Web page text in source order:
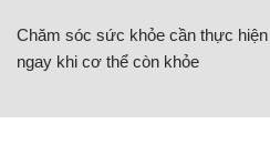
Chăm sóc sức khỏe cần thực hiện
ngay khi cơ thể còn khỏe